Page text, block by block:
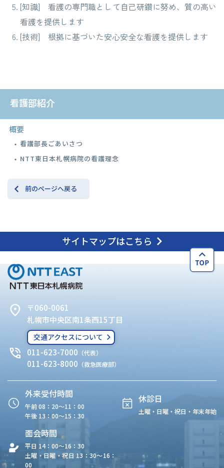
看護部紹介
概要
看護部長ごあいさつ
NTT東日本札幌病院の看護理念
前のページへ戻る
[知識] 看護の専門職として自己研鑽に努め、質の高い
看護を提供します
[技術] 根拠に基づいた安心安全な看護を提供します
サイトマップはこちら
〒060-0061
札幌市中央区南1条西15丁目
交通アクセスについて
011-623-7000 （代表）
011-623-8000 （救急医療部）
外来受付時間
午前 08：20〜11：00
午後 13：00〜15：30
休診日
土曜・日曜・祝日・年末年始
面会時間
平日 14：00〜16：30
土曜・日曜・祝日 13：30〜16：
00